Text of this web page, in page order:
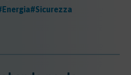
#Sicurezza